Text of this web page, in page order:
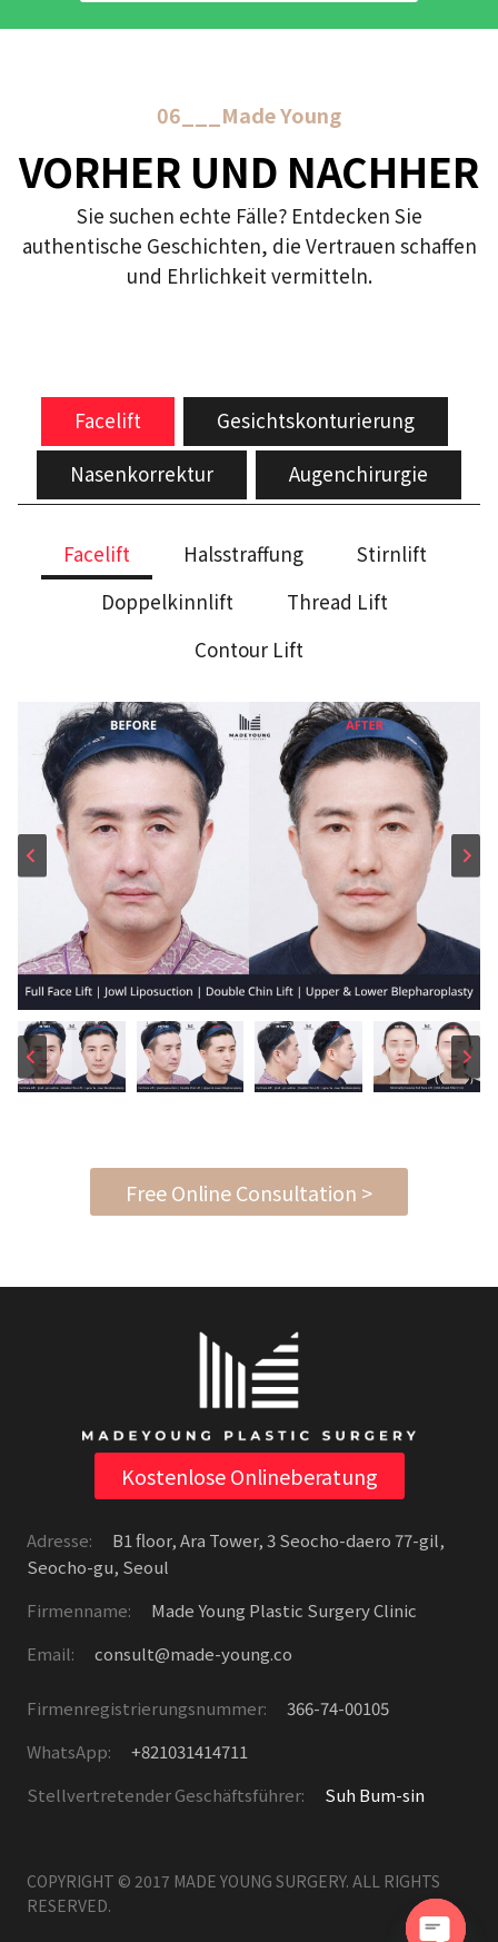
06___Made Young
VORHER UND NACHHER
Sie suchen echte Fälle? Entdecken Sie
authentische Geschichten, die Vertrauen schaffen
und Ehrlichkeit vermitteln.
Facelift
Gesichtskonturierung
Nasenkorrektur
Augenchirurgie
Facelift Halsstraffung
Stirnlift
Doppelkinnlift
Thread Lift
Contour Lift
Free Online Consultation >
Kostenlose Onlineberatung
Adresse:
B1 floor, Ara Tower, 3 Seocho-daero 77-gil,
Seocho-gu, Seoul
Firmenname:
Made Young Plastic Surgery Clinic
Email:
consult@made-young.co
Firmenregistrierungsnummer:
366-74-00105
WhatsApp:
+821031414711
Stellvertretender Geschäftsführer:
Suh Bum-sin
COPYRIGHT © 2017 MADE YOUNG SURGERY. ALL RIGHTS
RESERVED.